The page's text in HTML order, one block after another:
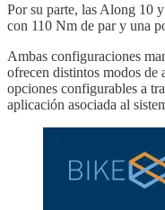
Por su parte, las Along 10
con 110 Nm de par y una
Ambas configuraciones
ofrecen distintos modos de
opciones configurables a
aplicación asociada al